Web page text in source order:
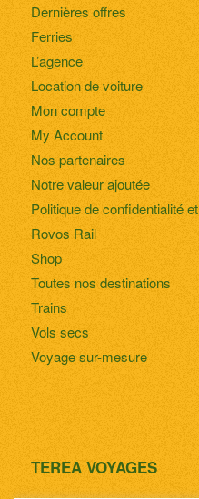
Dernières offres
Ferries
L’agence
Location de voiture
Mon compte
My Account
Nos partenaires
Notre valeur ajoutée
Politique de confidentialité
Rovos Rail
Shop
Toutes nos destinations
Trains
Vols secs
Voyage sur-mesure
TEREA VOYAGES